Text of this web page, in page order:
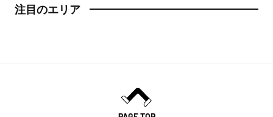
注目のエリア